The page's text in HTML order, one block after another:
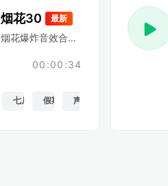
烟花30 最新
烟花爆炸音效合集,耀斑和bottel火箭,
00:00:34
七月 假期 声音特效